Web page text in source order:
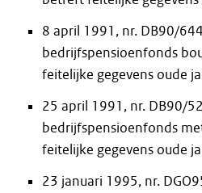
8 april 1991, nr. DB90/
bedrijfspensioenfonds
feitelijke gegevens oude
25 april 1991, nr. DB90/
bedrijfspensioenfonds
feitelijke gegevens oude
23 januari 1995, nr.